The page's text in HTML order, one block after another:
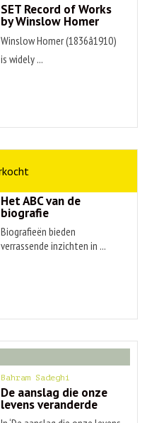
SET Record of Works
by Winslow Homer
Winslow Homer (1836â1910)
is widely ...
Het ABC van de
biografie
Biografieën bieden
verrassende inzichten in ...
Bahram Sadeghi
De aanslag die onze
levens veranderde